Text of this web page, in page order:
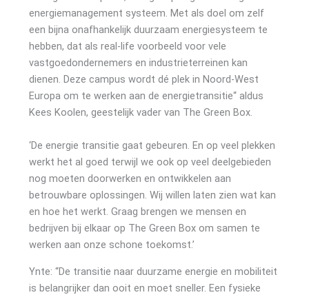
energiemanagement systeem. Met als doel om zelf
een bijna onafhankelijk duurzaam energiesysteem te
hebben, dat als real-life voorbeeld voor vele
vastgoedondernemers en industrieterreinen kan
dienen. Deze campus wordt dé plek in Noord-West
Europa om te werken aan de energietransitie“ aldus
Kees Koolen, geestelijk vader van The Green Box.
‘De energie transitie gaat gebeuren. En op veel plekken
werkt het al goed terwijl we ook op veel deelgebieden
nog moeten doorwerken en ontwikkelen aan
betrouwbare oplossingen. Wij willen laten zien wat kan
en hoe het werkt. Graag brengen we mensen en
bedrijven bij elkaar op The Green Box om samen te
werken aan onze schone toekomst.’
Ynte: “De transitie naar duurzame energie en mobiliteit
is belangrijker dan ooit en moet sneller. Een fysieke